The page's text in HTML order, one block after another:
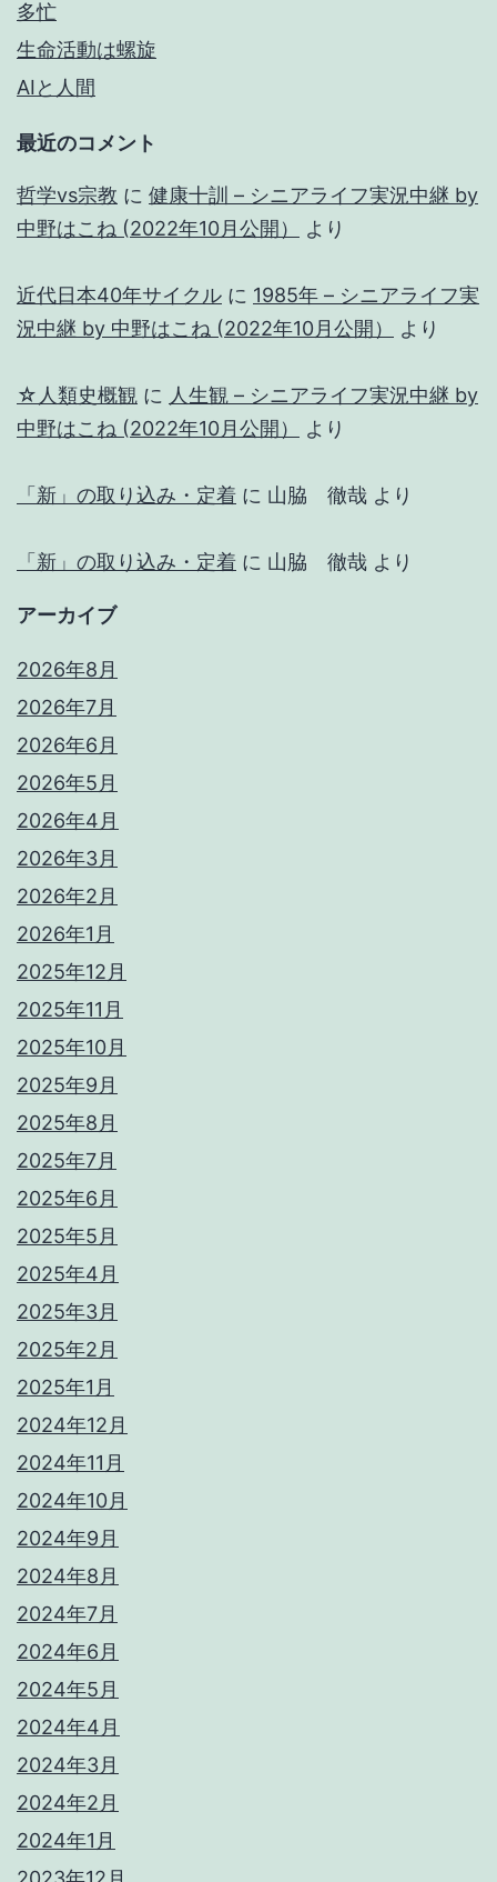
多忙
生命活動は螺旋
AIと人間
最近のコメント
哲学vs宗教 に 健康十訓 – シニアライフ実況中継 by
中野はこね (2022年10月公開）
より
近代日本40年サイクル に 1985年 – シニアライフ実
況中継 by 中野はこね (2022年10月公開）
より
☆人類史概観 に 人生観 – シニアライフ実況中継 by
中野はこね (2022年10月公開）
より
「新」の取り込み・定着 に 山脇 徹哉 より
「新」の取り込み・定着 に 山脇 徹哉 より
アーカイブ
2026年8月
2026年7月
2026年6月
2026年5月
2026年4月
2026年3月
2026年2月
2026年1月
2025年12月
2025年11月
2025年10月
2025年9月
2025年8月
2025年7月
2025年6月
2025年5月
2025年4月
2025年3月
2025年2月
2025年1月
2024年12月
2024年11月
2024年10月
2024年9月
2024年8月
2024年7月
2024年6月
2024年5月
2024年4月
2024年3月
2024年2月
2024年1月